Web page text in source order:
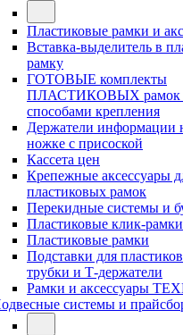
Пластиковые рамки и
Вставка-выделитель в
рамку
ГОТОВЫЕ комплекты
ПЛАСТИКОВЫХ рамок
способами крепления
Держатели информации
ножке с присоской
Кассета цен
Крепежные аксессуары
пластиковых рамок
Перекидные системы и
Пластиковые клик-рамки
Пластиковые рамки
Подставки для
трубки и Т-держатели
Рамки и аксессуары
системы и